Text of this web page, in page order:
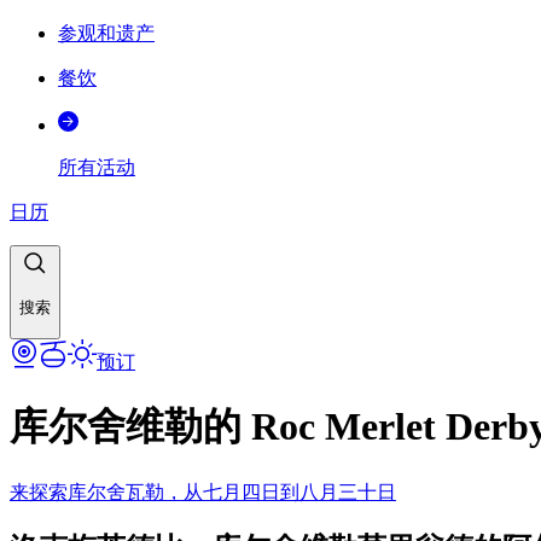
参观和遗产
餐饮
所有活动
日历
搜索
预订
库尔舍维勒的 Roc Merlet
来探索库尔舍瓦勒，从七月四日到八月三十日